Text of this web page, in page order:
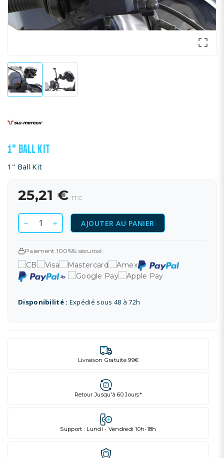

1" BALL KIT
1" Ball Kit
25,21 € TTC
AJOUTER AU PANIER
Paiement 100%% sécurisé
Disponibilité : Expédié sous 48 à 72h
Livraison Gratuite 99€
Retour Jusqu'à 60 Jours*
Support : Lundi - Vendredi 10h-18h